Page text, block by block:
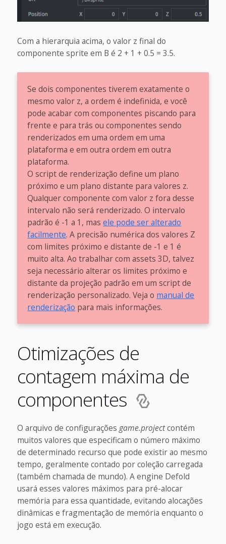
Com a hierarquia acima, o valor z final do
componente sprite em B é 2 + 1 + 0.5 = 3.5.
Se dois componentes tiverem exatamente o
mesmo valor z, a ordem é indefinida, e você
pode acabar com componentes piscando para
frente e para trás ou componentes sendo
renderizados em uma ordem em uma
plataforma e em outra ordem em outra
plataforma.
O script de renderização define um plano
próximo e um plano distante para valores z.
Qualquer componente com valor z fora desse
intervalo não será renderizado. O intervalo
padrão é -1 a 1, masele pode ser alterado
facilmente. A precisão numérica dos valores Z
com limites próximo e distante de -1 e 1 é
muito alta. Ao trabalhar com assets 3D, talvez
seja necessário alterar os limites próximo e
distante da projeção padrão em um script de
renderização personalizado. Veja o manual de
renderização para mais informações.
Otimizações de
contagem máxima de
componentes
O arquivo de configurações game.projectcontém
muitos valores que especificam o número máximo
de determinado recurso que pode existir ao mesmo
tempo, geralmente contado por coleção carregada
(também chamada de mundo). A engine Defold
usará esses valores máximos para pré-alocar
memória para essa quantidade, evitando alocações
dinâmicas e fragmentação de memória enquanto o
jogo está em execução.